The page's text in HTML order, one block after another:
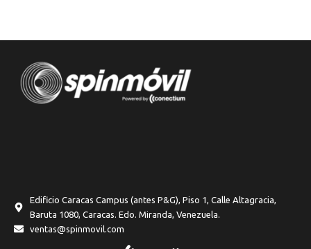
Edificio Caracas Campus (antes P&G), Piso 1, Calle Altagracia,
Baruta 1080, Caracas. Edo. Miranda, Venezuela.
ventas@spinmovil.com